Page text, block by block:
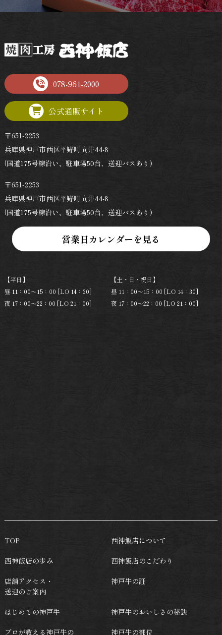
五感で愉しむ。
078-961-2000
公式通販サイト
〒651-2253
兵庫県神戸市西区平野町向井44-8
(国道175号線沿い、駐車場50台、送迎バスあり)
〒651-2253
兵庫県神戸市西区平野町向井44-8
(国道175号線沿い、駐車場50台、送迎バスあり)
【平日】
昼 11：00～15：00 [LO 14：30]
夜 17：00～22：00 [LO 21：00]
【土・日・祝日】
昼 11：00～15：00 [LO 14：30]
夜 17：00～22：00 [LO 21：00]
TOP 西神飯店について
西神飯店の歩み 西神飯店のこだわり
店舗アクセス・
送迎のご案内
神戸牛の証
はじめての神戸牛 神戸牛のおいしさの秘訣
プロが教える神戸牛の 神戸牛の部位